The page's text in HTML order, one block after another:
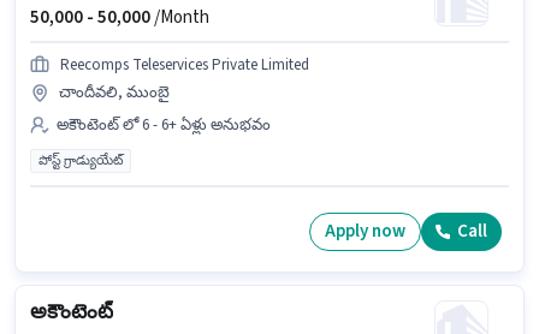
50,000 -50,000/Month
Reecomps Teleservices Private Limited
చాందీవలి, ముంబై
అకౌంటెంట్ లో 6 - 6+ ఏళ్లు అనుభవం
పోస్ట్ గ్రాడ్యుయేట్
Apply now Call
అకౌంటెంట్